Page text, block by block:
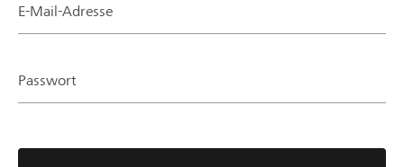
Partner / Raiffeisenbank
E-Mail-Adresse
Passwort